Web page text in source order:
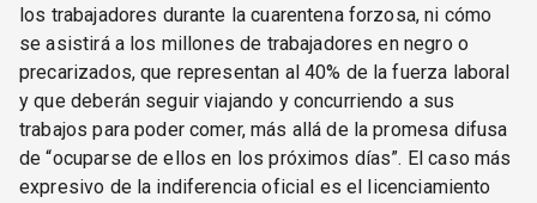
los trabajadores durante la cuarentena forzosa, ni cómo
se asistirá a los millones de trabajadores en negro o
precarizados, que representan al 40% de la fuerza laboral
y que deberán seguir viajando y concurriendo a sus
trabajos para poder comer, más allá de la promesa difusa
de “ocuparse de ellos en los próximos días”. El caso más
expresivo de la indiferencia oficial es el licenciamiento